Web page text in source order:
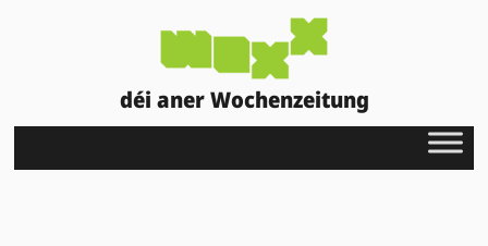
déi aner Wochenzeitung